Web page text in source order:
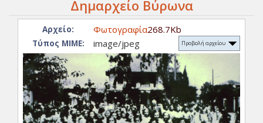
Δημαρχείο Βύρωνα
Αρχείο: Φωτογραφία268.7Kb
Προβολή αρχείου
Τύπος ΜΙΜΕ: image/jpeg